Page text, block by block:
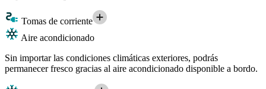
Tomas de corriente
Aire acondicionado
Sin importar las condiciones climáticas exteriores, podrás
permanecer fresco gracias al aire acondicionado disponible a bordo.